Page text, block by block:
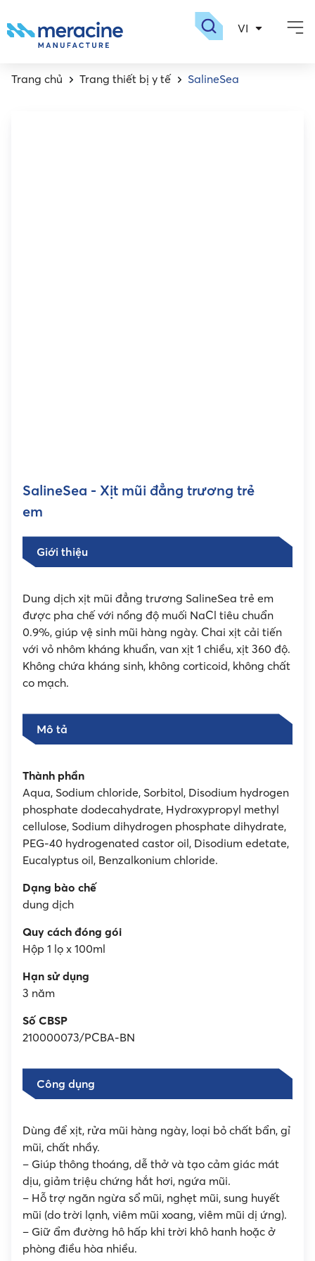
VI
EN
Trang chủ Trang thiết bị y tế SalineSea
SalineSea - Xịt mũi đẳng trương trẻ
em
Giới thiệu
Dung dịch xịt mũi đẳng trương SalineSea trẻ em
được pha chế với nồng độ muối NaCl tiêu chuẩn
0.9%, giúp vệ sinh mũi hàng ngày. Chai xịt cải tiến
với vỏ nhôm kháng khuẩn, van xịt 1 chiều, xịt 360 độ.
Không chứa kháng sinh, không corticoid, không chất
co mạch.
Mô tả
Thành phần
Aqua, Sodium chloride, Sorbitol, Disodium hydrogen
phosphate dodecahydrate, Hydroxypropyl methyl
cellulose, Sodium dihydrogen phosphate dihydrate,
PEG-40 hydrogenated castor oil, Disodium edetate,
Eucalyptus oil, Benzalkonium chloride.
Dạng bào chế
dung dịch
Quy cách đóng gói
Hộp 1 lọ x 100ml
Hạn sử dụng
3 năm
Số CBSP
210000073/PCBA-BN
Công dụng
Dùng để xịt, rửa mũi hàng ngày, loại bỏ chất bẩn, gỉ
mũi, chất nhầy.
– Giúp thông thoáng, dễ thở và tạo cảm giác mát
dịu, giảm triệu chứng hắt hơi, ngứa mũi.
– Hỗ trợ ngăn ngừa sổ mũi, nghẹt mũi, sung huyết
mũi (do trời lạnh, viêm mũi xoang, viêm mũi dị ứng).
– Giữ ẩm đường hô hấp khi trời khô hanh hoặc ở
phòng điều hòa nhiều.